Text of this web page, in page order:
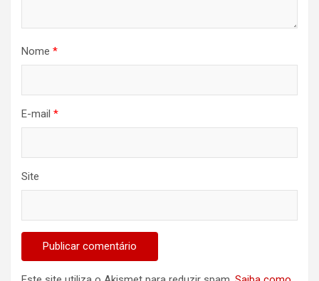
Nome *
E-mail *
Site